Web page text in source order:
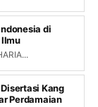
di
Kang
Perdamaian